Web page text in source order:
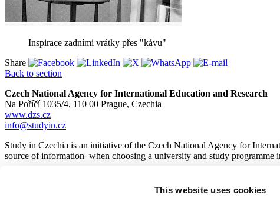
This website uses cookies
Inspirace zadními vrátky přes "kávu"
Share
Back to section
Czech National Agency for International Education and Research
Na Poříčí 1035/4, 110 00 Prague, Czechia
www.dzs.cz
info@studyin.cz
Study in Czechia is an initiative of the Czech National Agency for
source of information when choosing a university and study programme
Czech National Agency for International Education and